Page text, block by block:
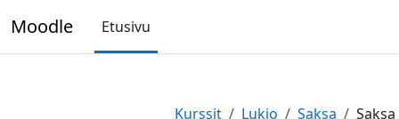
Moodle Etusivu
Kurssit Lukio Saksa Saksa